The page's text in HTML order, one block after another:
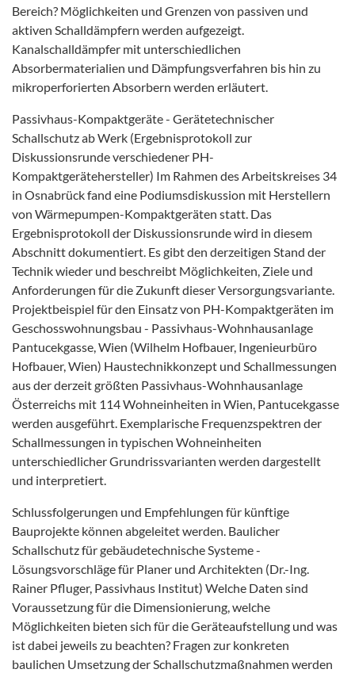
Bereich? Möglichkeiten und Grenzen von passiven und
aktiven Schalldämpfern werden aufgezeigt.
Kanalschalldämpfer mit unterschiedlichen
Absorbermaterialien und Dämpfungsverfahren bis hin zu
mikroperforierten Absorbern werden erläutert.
Passivhaus-Kompaktgeräte - Gerätetechnischer
Schallschutz ab Werk (Ergebnisprotokoll zur
Diskussionsrunde verschiedener PH-
Kompaktgerätehersteller) Im Rahmen des Arbeitskreises 34
in Osnabrück fand eine Podiumsdiskussion mit Herstellern
von Wärmepumpen-Kompaktgeräten statt. Das
Ergebnisprotokoll der Diskussionsrunde wird in diesem
Abschnitt dokumentiert. Es gibt den derzeitigen Stand der
Technik wieder und beschreibt Möglichkeiten, Ziele und
Anforderungen für die Zukunft dieser Versorgungsvariante.
Projektbeispiel für den Einsatz von PH-Kompaktgeräten im
Geschosswohnungsbau - Passivhaus-Wohnhausanlage
Pantucekgasse, Wien (Wilhelm Hofbauer, Ingenieurbüro
Hofbauer, Wien) Haustechnikkonzept und Schallmessungen
aus der derzeit größten Passivhaus-Wohnhausanlage
Österreichs mit 114 Wohneinheiten in Wien, Pantucekgasse
werden ausgeführt. Exemplarische Frequenzspektren der
Schallmessungen in typischen Wohneinheiten
unterschiedlicher Grundrissvarianten werden dargestellt
und interpretiert.
Schlussfolgerungen und Empfehlungen für künftige
Bauprojekte können abgeleitet werden. Baulicher
Schallschutz für gebäudetechnische Systeme -
Lösungsvorschläge für Planer und Architekten (Dr.-Ing.
Rainer Pfluger, Passivhaus Institut) Welche Daten sind
Voraussetzung für die Dimensionierung, welche
Möglichkeiten bieten sich für die Geräteaufstellung und was
ist dabei jeweils zu beachten? Fragen zur konkreten
baulichen Umsetzung der Schallschutzmaßnahmen werden